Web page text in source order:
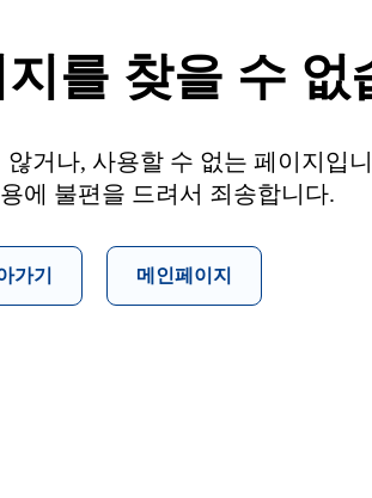
를 찾을 수 없
거나, 사용할 수 없는 페이지입
에 불편을 드려서 죄송합니다.
가기 메인페이지